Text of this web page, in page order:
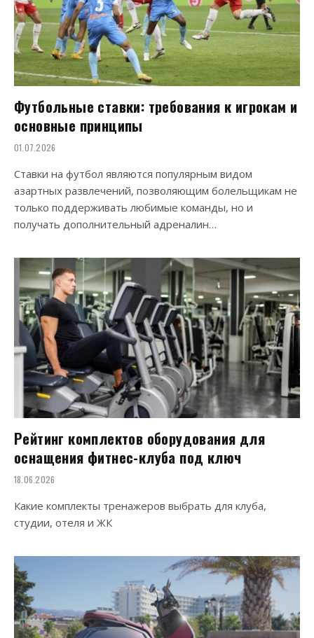
Футбольные ставки: требования к игрокам и
основные принципы
01.07.2026
Ставки на футбол являются популярным видом
азартных развлечений, позволяющим болельщикам не
только поддерживать любимые команды, но и
получать дополнительный адреналин…
Рейтинг комплектов оборудования для
оснащения фитнес-клуба под ключ
18.06.2026
Какие комплекты тренажеров выбрать для клуба,
студии, отеля и ЖК